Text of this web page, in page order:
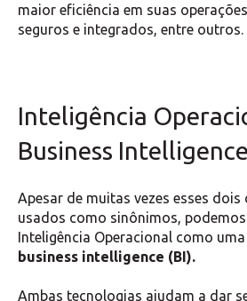
maior eficiência em suas
seguros e integrados, entre outros.
Inteligência
Business Intelligence
Apesar de muitas vezes esses dois
usados como sinônimos,
Inteligência Operacional como uma
business intelligence (BI).
Ambas tecnologias ajudam a dar